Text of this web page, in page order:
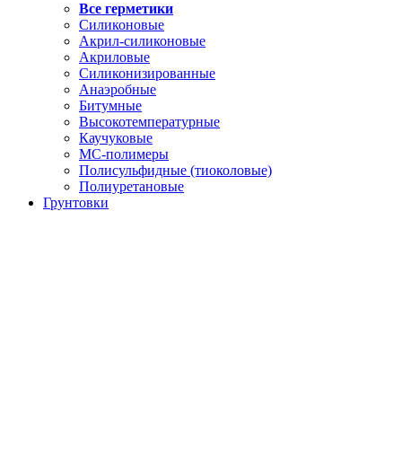
Все герметики
Силиконовые
Акрил-силиконовые
Акриловые
Силиконизированные
Анаэробные
Битумные
Высокотемпературные
Каучуковые
МС-полимеры
Полисульфидные (тиоколовые)
Полиуретановые
Грунтовки